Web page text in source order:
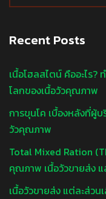
Recent Posts
เนื้อโฮลสไตน์ คืออะไร?
โลกของเนื้อวัวคุณภาพ
การขุนโค เบื้องหลังที่ผู้บ
วัวคุณภาพ
Total Mixed Ration
คุณภาพ เนื้อวัวขายส่ง แ
เนื้อวัวขายส่ง แต่ละส่วน